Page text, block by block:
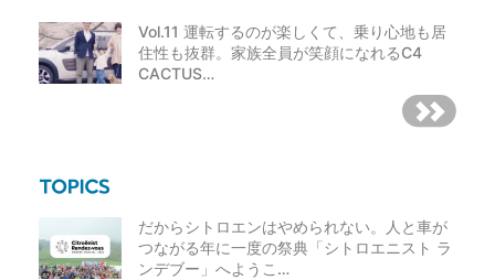
Vol.11 運転するのが楽しくて、乗り心地も居
住性も抜群。家族全員が笑顔になれるC4
CACTUS…
だからシトロエンはやめられない。人と車が
つながる年に一度の祭典「シトロエニスト ラ
ンデブー」へようこ…